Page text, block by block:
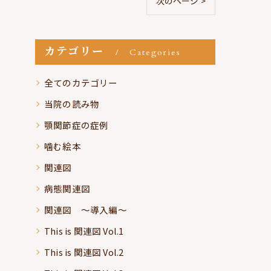
カテゴリー Categories
全てのカテゴリー
当院の読み物
顎関節症の症例
噛む絵本
関連図
病態関連図
関連図 ～導入編～
This is 関連図 Vol.1
This is 関連図 Vol.2